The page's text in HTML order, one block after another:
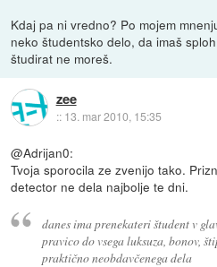
Kdaj pa ni vredno? Po mojem
neko študentsko delo, da imaš
študirat ne moreš.
zee
:: 13. mar 2010, 15:35
@Adrijan0:
Tvoja sporocila ze zvenijo tako.
detector ne dela najbolje te dni.
danes ima prenekateri študent v
pravico do vsega luksuza, bonov,
praktično neobdavčenega dela